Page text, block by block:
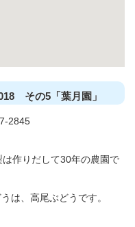
その5「葉月園」
2845
作りだして30年の農園で
は、高尾ぶどうです。